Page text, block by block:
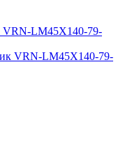
VRN-LM45X140-79-